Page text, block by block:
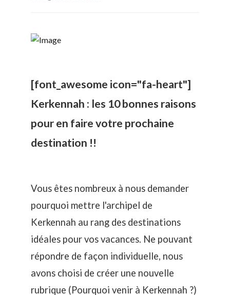
[font_awesome icon="fa-heart"]
Kerkennah : les 10 bonnes raisons
pour en faire votre prochaine
destination !!
Vous êtes nombreux à nous demander
pourquoi mettre l'archipel de
Kerkennah au rang des destinations
idéales pour vos vacances. Ne pouvant
répondre de façon individuelle, nous
avons choisi de créer une nouvelle
rubrique (Pourquoi venir à Kerkennah ?)